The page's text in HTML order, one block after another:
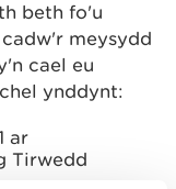
beth fo'u
meysydd
cael eu
ynddynt:
ar
Tirwedd